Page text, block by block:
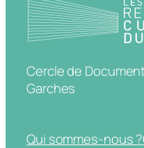
Cercle de
Garches
Qui sommes-nous ?